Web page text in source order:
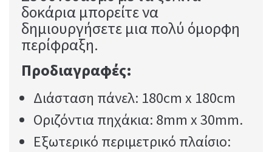
δοκάρια μπορείτε να
δημιουργήσετε μια πολύ όμορφη
περίφραξη.
Προδιαγραφές:
Διάσταση πάνελ: 180cm x 180cm
Οριζόντια πηχάκια: 8mm x 30mm.
Εξωτερικό περιμετρικό πλαίσιο: